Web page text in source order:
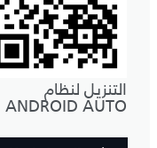
التنزيل لنظام
ANDROID AUTO